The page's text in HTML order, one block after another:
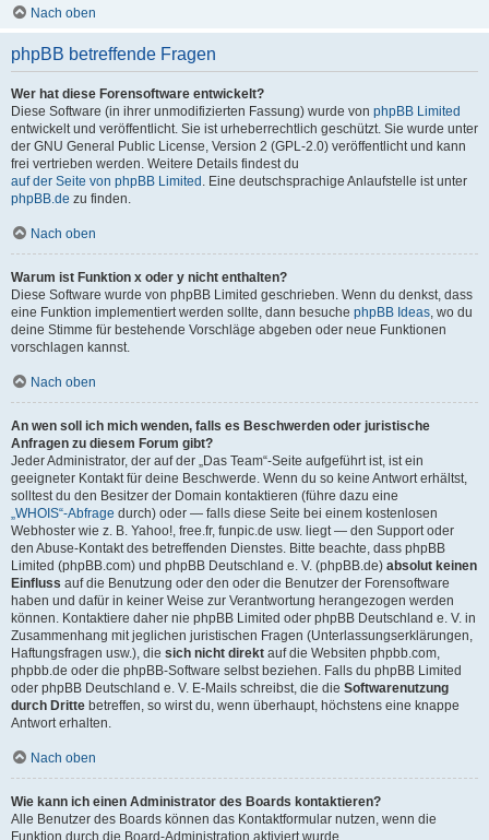
Nach oben
phpBB betreffende Fragen
Wer hat diese Forensoftware entwickelt?
Diese Software (in ihrer unmodifizierten Fassung) wurde von phpBB Limited
entwickelt und veröffentlicht. Sie ist urheberrechtlich geschützt. Sie wurde unter
der GNU General Public License, Version 2 (GPL-2.0) veröffentlicht und kann
frei vertrieben werden. Weitere Details findest du
auf der Seite von phpBB Limited . Eine deutschsprachige Anlaufstelle ist unter
phpBB.de zu finden.
Nach oben
Warum ist Funktion x oder y nicht enthalten?
Diese Software wurde von phpBB Limited geschrieben. Wenn du denkst, dass
eine Funktion implementiert werden sollte, dann besuche phpBB Ideas, wo du
deine Stimme für bestehende Vorschläge abgeben oder neue Funktionen
vorschlagen kannst.
Nach oben
An wen soll ich mich wenden, falls es Beschwerden oder juristische
Anfragen zu diesem Forum gibt?
Jeder Administrator, der auf der „Das Team“-Seite aufgeführt ist, ist ein
geeigneter Kontakt für deine Beschwerde. Wenn du so keine Antwort erhältst,
solltest du den Besitzer der Domain kontaktieren (führe dazu eine
„WHOIS“-Abfrage durch) oder — falls diese Seite bei einem kostenlosen
Webhoster wie z. B. Yahoo!, free.fr, funpic.de usw. liegt — den Support oder
den Abuse-Kontakt des betreffenden Dienstes. Bitte beachte, dass phpBB
Limited (phpBB.com) und phpBB Deutschland e. V. (phpBB.de) absolut keinen
Einfluss auf die Benutzung oder den oder die Benutzer der Forensoftware
haben und dafür in keiner Weise zur Verantwortung herangezogen werden
können. Kontaktiere daher nie phpBB Limited oder phpBB Deutschland e. V. in
Zusammenhang mit jeglichen juristischen Fragen (Unterlassungserklärungen,
Haftungsfragen usw.), die sich nicht direkt auf die Websiten phpbb.com,
phpbb.de oder die phpBB-Software selbst beziehen. Falls du phpBB Limited
oder phpBB Deutschland e. V. E-Mails schreibst, die die Softwarenutzung
durch Dritte betreffen, so wirst du, wenn überhaupt, höchstens eine knappe
Antwort erhalten.
Nach oben
Wie kann ich einen Administrator des Boards kontaktieren?
Alle Benutzer des Boards können das Kontaktformular nutzen, wenn die
Funktion durch die Board-Administration aktiviert wurde.